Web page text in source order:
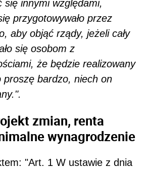
się innymi względami,
przygotowywało przez
aby objąć rządy, jeżeli cały
się osobom z
że będzie realizowany
bardzo, niech on
zmian, renta
wynagrodzenie
"Art. 1 W ustawie z dnia